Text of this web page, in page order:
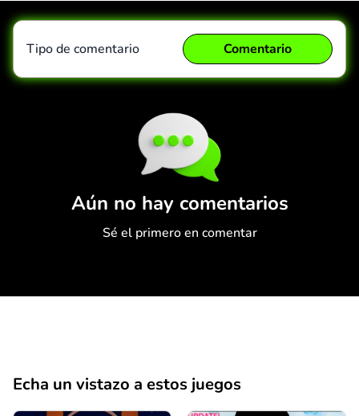
Aún no hay comentarios
Sé el primero en comentar
Tipo de comentario Comentario
Echa un vistazo a estos juegos